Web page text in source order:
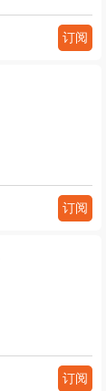
订阅
订阅
订阅